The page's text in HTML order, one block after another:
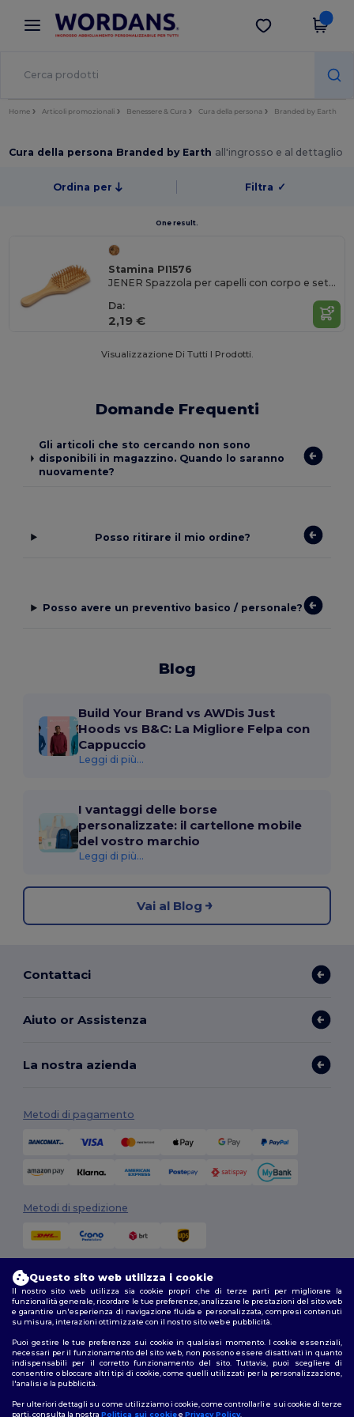
× App Wordans
Prezzi migliori sull'app!
Scarica app
Home Articoli promozionali Benessere & Cura Cura della persona Branded by Earth
Cura della persona Branded by Earth all'ingrosso e al dettaglio
Ordina per Filtra ✓
One result.
Stamina PI1576
JENER Spazzola per capelli con corpo e setole in bambù
Da:
2,19 €
Visualizzazione Di Tutti I Prodotti.
Domande Frequenti
Gli articoli che sto cercando non sono
disponibili in magazzino. Quando lo saranno
nuovamente?
Posso ritirare il mio ordine?
Posso avere un preventivo basico / personale?
Blog
Build Your Brand vs AWDis Just
Hoods vs B&C: La Migliore Felpa con
Cappuccio
Leggi di più...
I vantaggi delle borse
personalizzate: il cartellone mobile
del vostro marchio
Leggi di più...
Vai al Blog
Contattaci
Aiuto or Assistenza
La nostra azienda
Metodi di pagamento
Metodi di spedizione
2026. Tutti i diritti riservati
Termini e Condizioni|Politica di personalizzazione|Informativa sulla
privacy |Politica sui cookie| Site Map
Seguici
Questo sito web utilizza i cookie
Il nostro sito web utilizza sia cookie propri che di terze parti per migliorare la
funzionalità generale, ricordare le tue preferenze, analizzare le prestazioni del sito web
e garantire un'esperienza di navigazione fluida e personalizzata, compresi contenuti
su misura, interazioni ottimizzate con il nostro sito web e pubblicità.
Puoi gestire le tue preferenze sui cookie in qualsiasi momento. I cookie essenziali,
necessari per il funzionamento del sito web, non possono essere disattivati in quanto
indispensabili per il corretto funzionamento del sito. Tuttavia, puoi scegliere di
consentire o bloccare altri tipi di cookie, come quelli utilizzati per la personalizzazione,
l'analisi e la pubblicità.
Per ulteriori dettagli su come utilizziamo i cookie, come controllarli e sui cookie di terze
parti, consulta la nostra Politica sui cookiee Privacy Policy.